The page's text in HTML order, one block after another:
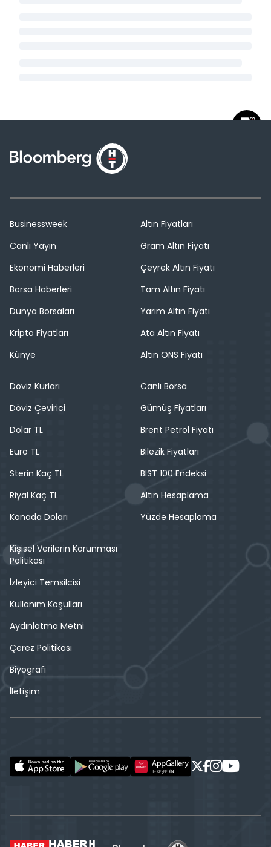
Businessweek
Canlı Yayın
Ekonomi Haberleri
Borsa Haberleri
Dünya Borsaları
Kripto Fiyatları
Künye
Altın Fiyatları
Gram Altın Fiyatı
Çeyrek Altın Fiyatı
Tam Altın Fiyatı
Yarım Altın Fiyatı
Ata Altın Fiyatı
Altın ONS Fiyatı
Döviz Kurları
Döviz Çevirici
Dolar TL
Euro TL
Sterin Kaç TL
Riyal Kaç TL
Kanada Doları
Canlı Borsa
Gümüş Fiyatları
Brent Petrol Fiyatı
Bilezik Fiyatları
BIST 100 Endeksi
Altın Hesaplama
Yüzde Hesaplama
Kişisel Verilerin Korunması
Politikası
İzleyici Temsilcisi
Kullanım Koşulları
Aydınlatma Metni
Çerez Politikası
Biyografi
İletişim